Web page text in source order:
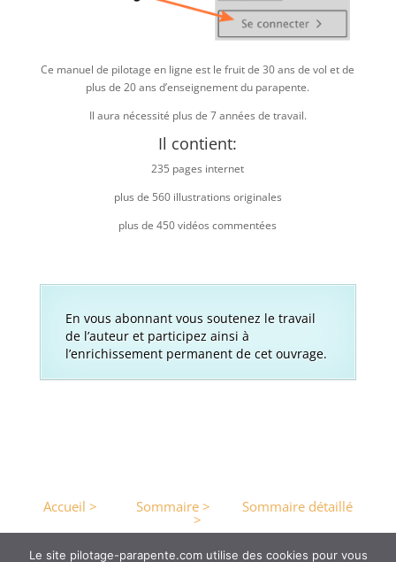
Ce manuel de pilotage en ligne est le fruit de 30 ans de vol et de
plus de 20 ans d’enseignement du parapente.
Il aura nécessité plus de 7 années de travail.
Il contient:
235 pages internet
plus de 560 illustrations originales
plus de 450 vidéos commentées
En vous abonnant vous soutenez le travail
de l’auteur et participez ainsi à
l’enrichissement permanent de cet ouvrage.
Accueil > Sommaire > Sommaire détaillé
>
Le site pilotage-parapente.com utilise des cookies pour vous